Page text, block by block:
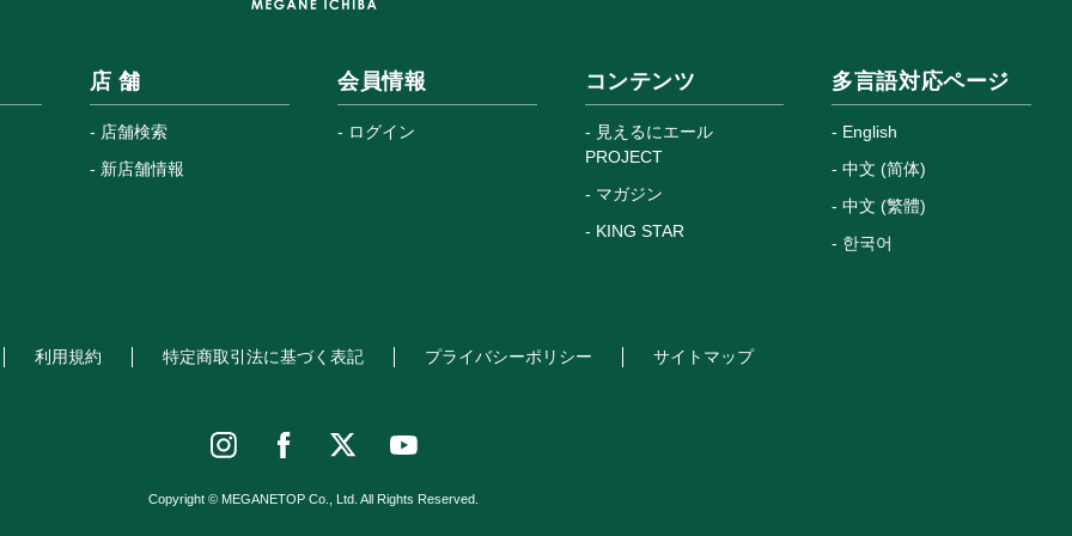
店 舗
店舗検索
新店舗情報
会員情報
ログイン
コンテンツ
見えるにエール
PROJECT
マガジン
KING STAR
多言語対応ページ
English
中文 (简体)
中文 (繁體)
한국어
利用規約 特定商取引法に基づく表記 プライバシーポリシー サイトマップ
Copyright © MEGANETOP Co., Ltd. All Rights Reserved.